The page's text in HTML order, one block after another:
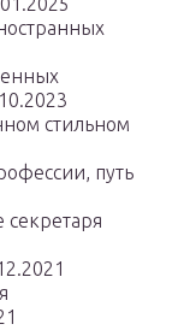
стильном
путь